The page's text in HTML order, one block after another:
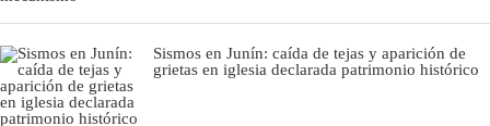
Sismos en Junín: caída de tejas y aparición de
grietas en iglesia declarada patrimonio histórico